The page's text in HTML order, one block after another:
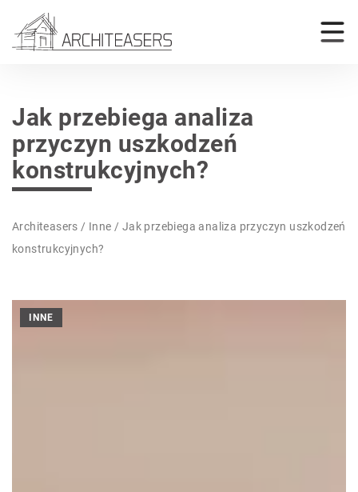
Jak przebiega analiza
przyczyn uszkodzeń
konstrukcyjnych?
Architeasers / Inne / Jak przebiega analiza przyczyn uszkodzeń
konstrukcyjnych?
INNE